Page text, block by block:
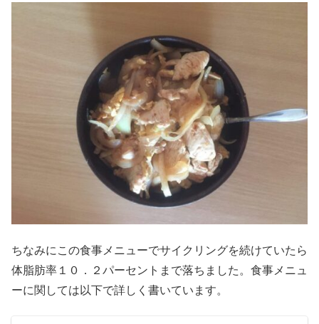
ちなみにこの食事メニューでサイクリングを続けていたら
体脂肪率１０．２パーセントまで落ちました。食事メニュ
ーに関しては以下で詳しく書いています。